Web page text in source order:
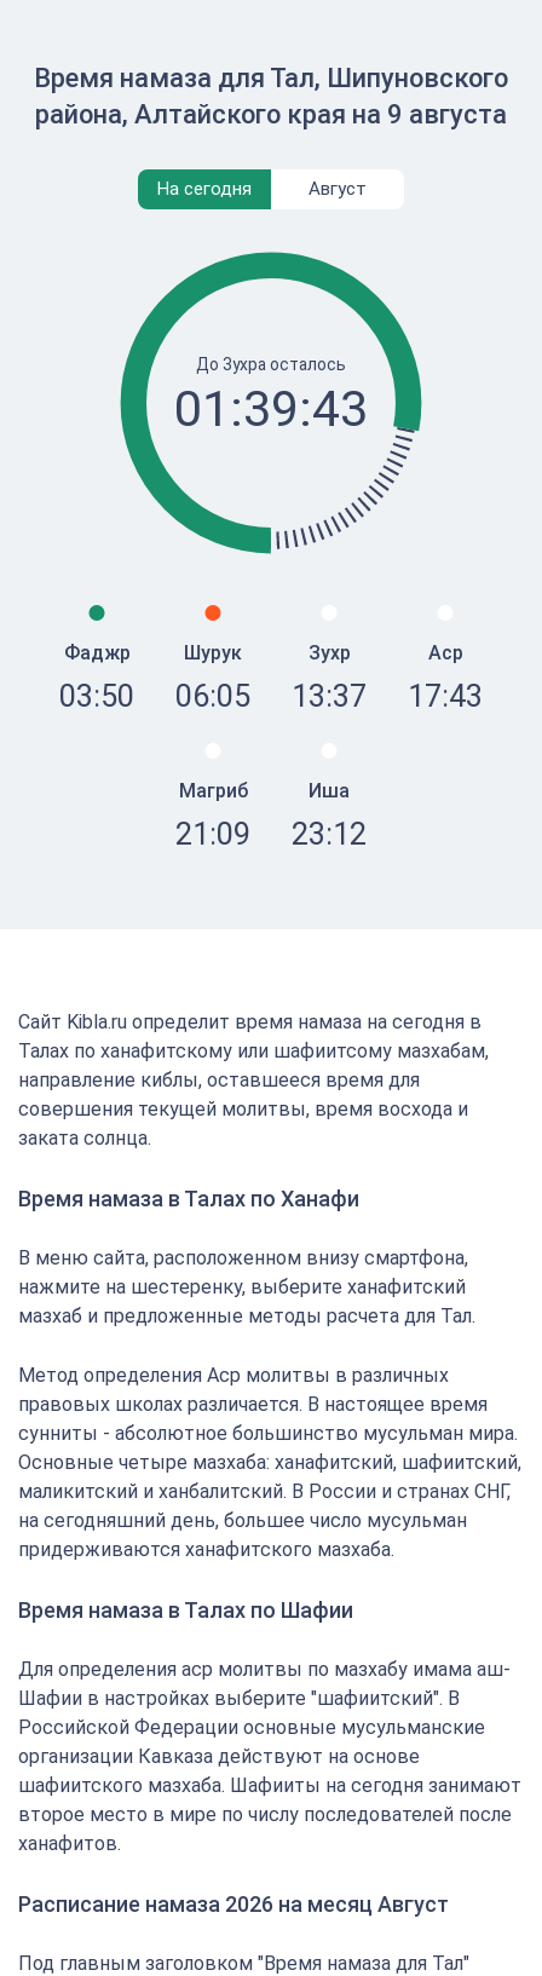
Время намаза для Тал, Шипуновского
района, Алтайского края на 9 августа
На сегодня Август
До Зухра осталось
01:39:43
Фаджр
03:50
Шурук
06:05
Зухр
13:37
Аср
17:43
Магриб
21:09
Иша
23:12
Сайт Kibla.ru определит время намаза на сегодня в
Талах по ханафитскому или шафиитсому мазхабам,
направление киблы, оставшееся время для
совершения текущей молитвы, время восхода и
заката солнца.
Время намаза в Талах по Ханафи
В меню сайта, расположенном внизу смартфона,
нажмите на шестеренку, выберите ханафитский
мазхаб и предложенные методы расчета для Тал.
Метод определения Аср молитвы в различных
правовых школах различается. В настоящее время
сунниты - абсолютное большинство мусульман мира.
Основные четыре мазхаба: ханафитский, шафиитский,
маликитский и ханбалитский. В России и странах СНГ,
на сегодняшний день, большее число мусульман
придерживаются ханафитского мазхаба.
Время намаза в Талах по Шафии
Для определения аср молитвы по мазхабу имама аш-
Шафии в настройках выберите "шафиитский". В
Российской Федерации основные мусульманские
организации Кавказа действуют на основе
шафиитского мазхаба. Шафииты на сегодня занимают
второе место в мире по числу последователей после
ханафитов.
Расписание намаза 2026 на месяц Август
Под главным заголовком "Время намаза для Тал"